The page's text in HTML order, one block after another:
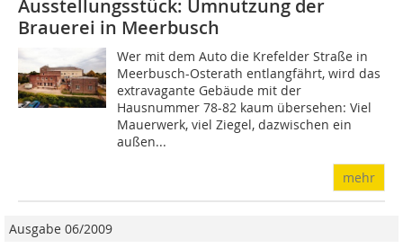
Ausstellungsstück: Umnutzung der
Brauerei in Meerbusch
Wer mit dem Auto die Krefelder Straße in
Meerbusch-Osterath entlangfährt, wird das
extravagante Gebäude mit der
Hausnummer 78-82 kaum übersehen: Viel
Mauerwerk, viel Ziegel, dazwischen ein
außen...
mehr
Ausgabe 06/2009